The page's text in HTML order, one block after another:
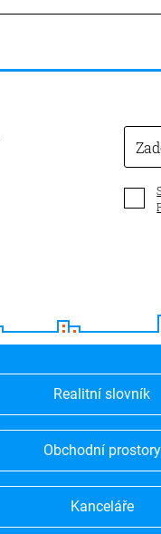
Realitní slovník
Obchodní prostory
Kanceláře